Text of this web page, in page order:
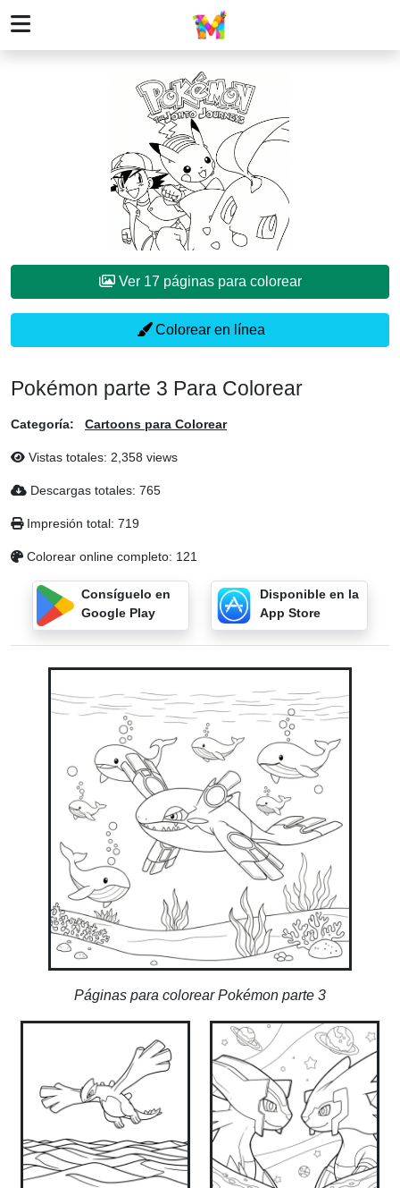
Ver 17 páginas para colorear
Colorear en línea
Pokémon parte 3 Para Colorear
Categoría: Cartoons para Colorear
Vistas totales: 2,358 views
Descargas totales: 765
Impresión total: 719
Colorear online completo: 121
Consíguelo en
Google Play
Disponible en la
App Store
Páginas para colorear Pokémon parte 3